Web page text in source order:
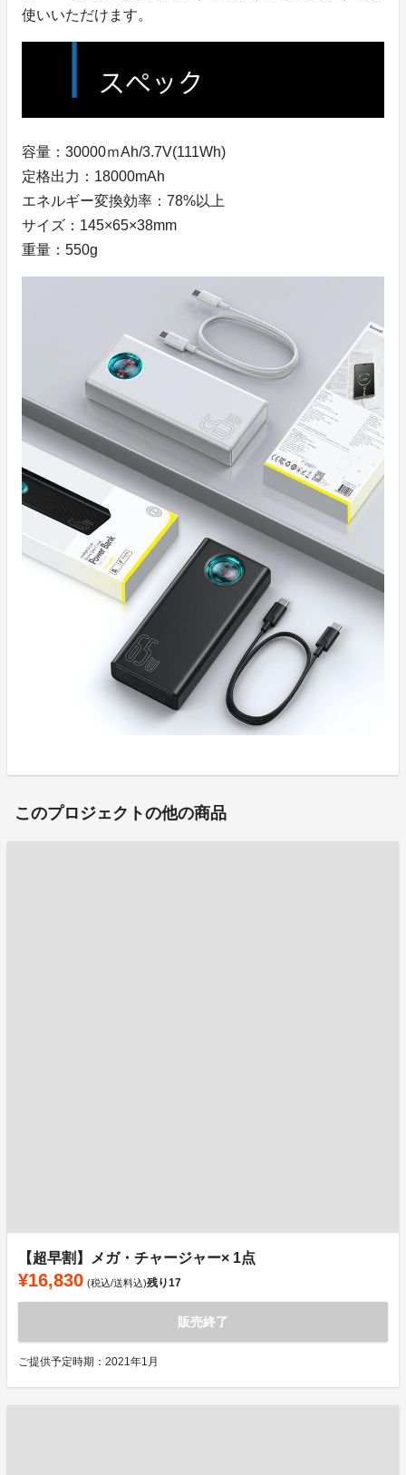
使いいただけます。
容量：30000ｍAh/3.7V(111Wh)
定格出力：18000mAh
エネルギー変換効率：78%以上
サイズ：145×65×38mm
重量：550g
このプロジェクトの他の商品
【超早割】メガ・チャージャー× 1点
¥16,830 (税込/送料込)残り17
販売終了
ご提供予定時期：2021年1月